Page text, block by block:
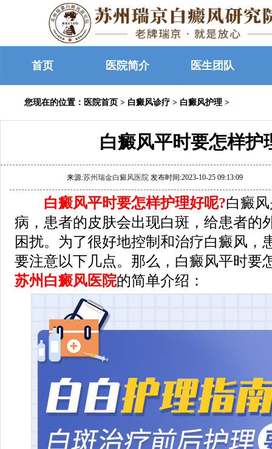
首页 医院简介 医生团队
您现在的位置： 医院首页 > 白癜风诊疗 > 白癜风护理 >
白癜风平时要怎样护
来源:苏州瑞金白癜风医院 发布时间:2023-10-25 09:13:09
白癜风平时要怎样护理好呢?白癜
病，患者的皮肤会出现白斑，给患者的
困扰。为了很好地控制和治疗白癜风，
要注意以下几点。那么，白癜风平时要
苏州白癜风医院的简单介绍：